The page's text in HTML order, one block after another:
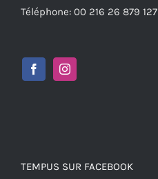
Téléphone: 00 216 26 879 127
TEMPUS SUR FACEBOOK